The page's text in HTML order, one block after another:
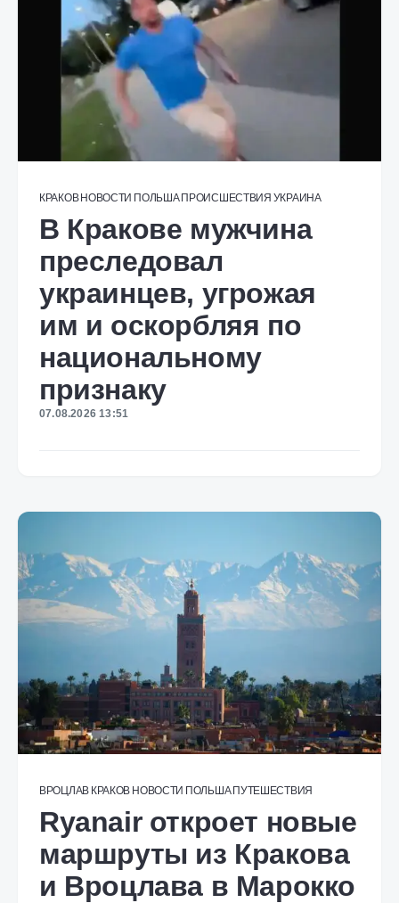
КРАКОВ НОВОСТИ ПОЛЬША ПРОИСШЕСТВИЯ УКРАИНА
В Кракове мужчина
преследовал
украинцев, угрожая
им и оскорбляя по
национальному
признаку
07.08.2026 13:51
ВРОЦЛАВ КРАКОВ НОВОСТИ ПОЛЬША ПУТЕШЕСТВИЯ
Ryanair откроет новые
маршруты из Кракова
и Вроцлава в Марокко